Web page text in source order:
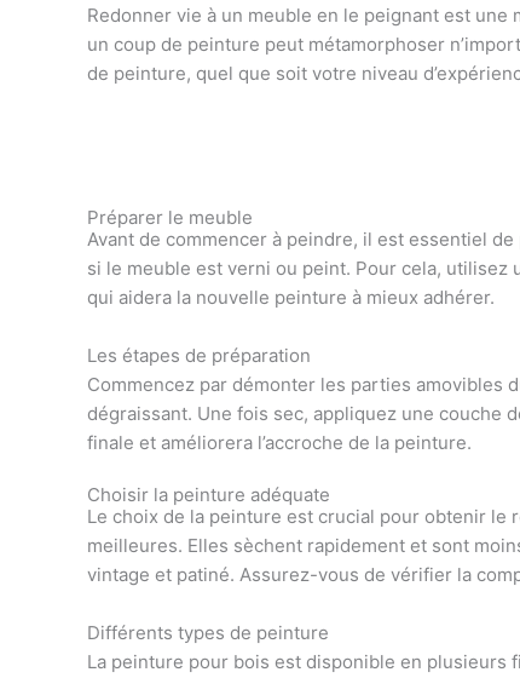
Redonner vie à un meuble en le peignant est
un coup de peinture peut métamorphoser
de peinture, quel que soit votre niveau
Préparer le meuble
Avant de commencer à peindre, il est essentiel
si le meuble est verni ou peint. Pour cela, utilisez
qui aidera la nouvelle peinture à mieux adhérer.
Les étapes de préparation
Commencez par démonter les parties amovibles
dégraissant. Une fois sec, appliquez une couche
finale et améliorera l’accroche de la peinture.
Choisir la peinture adéquate
Le choix de la peinture est crucial pour obtenir le
meilleures. Elles sèchent rapidement et sont
vintage et patiné. Assurez-vous de vérifier la
Différents types de peinture
La peinture pour bois est disponible en plusieurs